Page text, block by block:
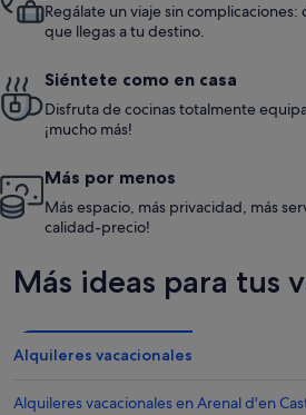
Regálate un viaje sin
que llegas a tu destino.
Siéntete como en casa
Disfruta de cocinas totalmente
¡mucho más!
Más por menos
Más espacio, más privacidad, más
calidad-precio!
Más ideas para tus
Alquileres vacacionales
Alquileres vacacionales en Arenal d'en